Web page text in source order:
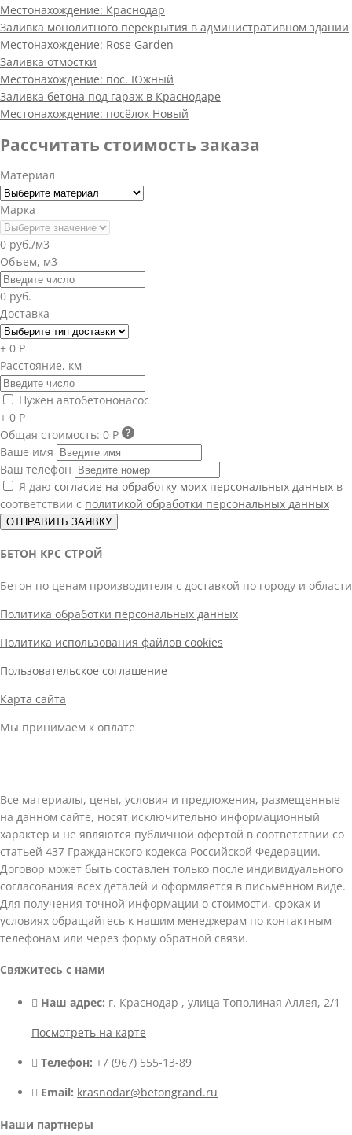
Местонахождение: Краснодар
Заливка монолитного перекрытия в административном здании
Местонахождение: Rose Garden
Заливка отмостки
Местонахождение: пос. Южный
Заливка бетона под гараж в Краснодаре
Местонахождение: посёлок Новый
Рассчитать стоимость заказа
Материал
Марка
0 руб./м3
Объем, м3
0 руб.
Доставка
+ 0 Р
Расстояние, км
Нужен автобетононасос
+ 0 Р
Общая стоимость: 0 Р
Ваше имя
Ваш телефон
Я даю согласие на обработку моих персональных данных в
соответствии с политикой обработки персональных данных
ОТПРАВИТЬ ЗАЯВКУ
БЕТОН КРС СТРОЙ
Бетон по ценам производителя с доставкой по городу и области
Политика обработки персональных данных
Политика использования файлов cookies
Пользовательское соглашение
Карта сайта
Мы принимаем к оплате
Все материалы, цены, условия и предложения, размещенные
на данном сайте, носят исключительно информационный
характер и не являются публичной офертой в соответствии со
статьей 437 Гражданского кодекса Российской Федерации.
Договор может быть составлен только после индивидуального
согласования всех деталей и оформляется в письменном виде.
Для получения точной информации о стоимости, сроках и
условиях обращайтесь к нашим менеджерам по контактным
телефонам или через форму обратной связи.
Свяжитесь с нами
Наш адрес: г. Краснодар , улица Тополиная Аллея, 2/1
Посмотреть на карте
Телефон: +7 (967) 555-13-89
Email: krasnodar@betongrand.ru
Наши партнеры